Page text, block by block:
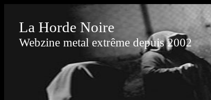
La Horde Noire
Webzine metal extrême depuis 2002